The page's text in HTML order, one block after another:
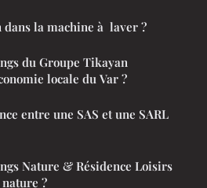
la machine à laver ?
du Groupe Tikayan
locale du Var ?
entre une SAS et une SARL
Nature & Résidence Loisirs
?